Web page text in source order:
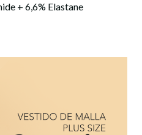
+ 6,6% Elastane